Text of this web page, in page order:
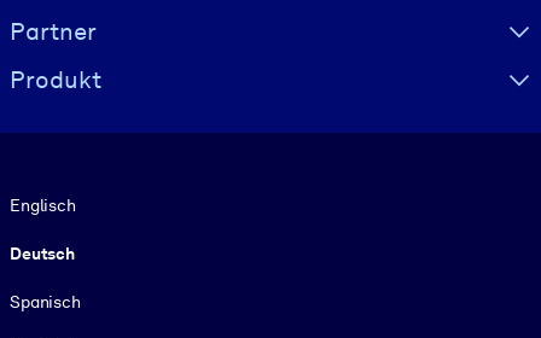
Partner
Produkt
Englisch
Deutsch
Spanisch